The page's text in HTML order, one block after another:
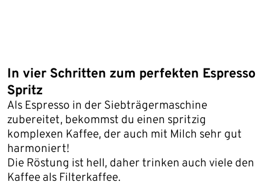
In vier Schritten zum perfekten Espresso
Spritz
Als Espresso in der Siebträgermaschine
zubereitet, bekommst du einen spritzig
komplexen Kaffee, der auch mit Milch sehr gut
harmoniert!
Die Röstung ist hell, daher trinken auch viele den
Kaffee als Filterkaffee.